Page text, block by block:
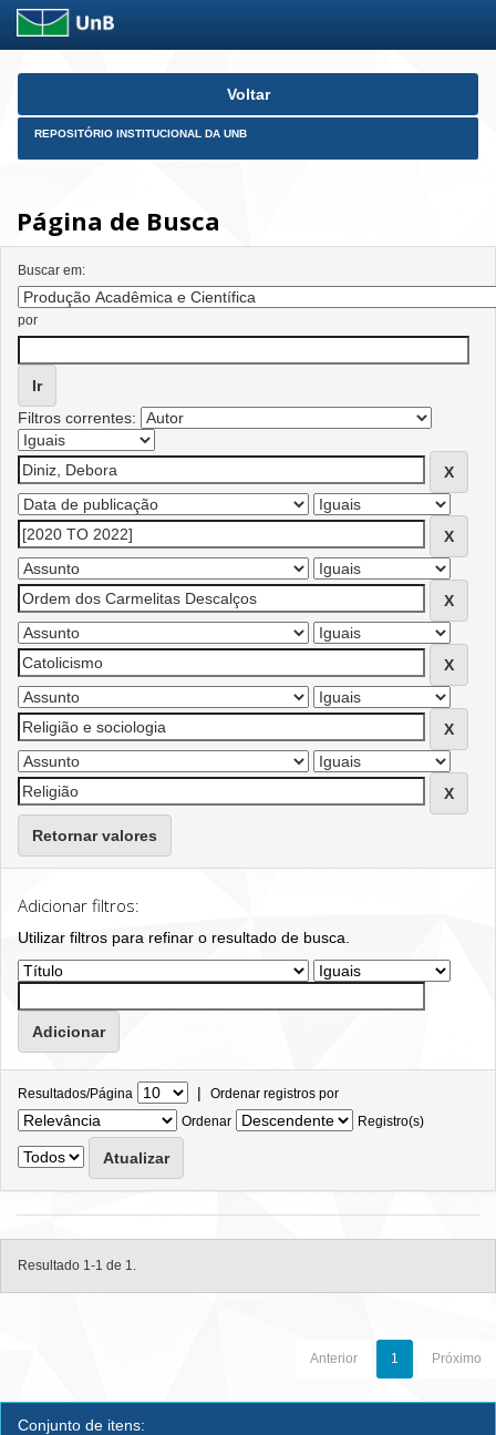
Skip
Voltar
REPOSITÓRIO INSTITUCIONAL DA UNB
Página de Busca
Buscar em:
por
Filtros correntes:
Retornar valores
Adicionar filtros:
Utilizar filtros para refinar o resultado de busca.
Resultados/Página | Ordenar registros por
Ordenar
Registro(s)
Resultado 1-1 de 1.
Anterior 1 Próximo
Conjunto de itens: